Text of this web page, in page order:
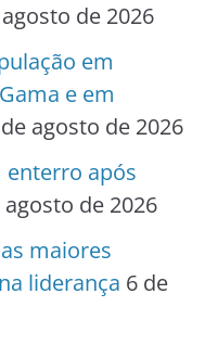
de 2026
em
e em
agosto de 2026
enterro após
agosto de 2026
maiores
liderança 6 de